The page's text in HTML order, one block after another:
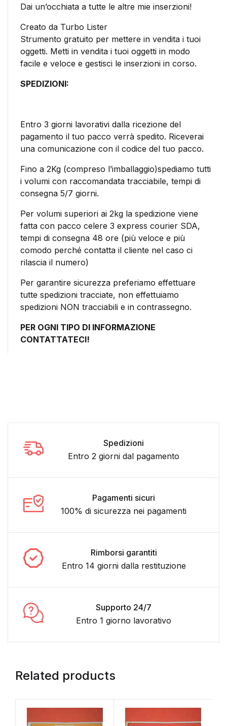
Dai un’occhiata a tutte le altre mie inserzioni!
Creato da Turbo Lister
Strumento gratuito per mettere in vendita i tuoi
oggetti. Metti in vendita i tuoi oggetti in modo
facile e veloce e gestisci le inserzioni in corso.
SPEDIZIONI:
Entro 3 giorni lavorativi dalla ricezione del
pagamento il tuo pacco verrà spedito. Riceverai
una comunicazione con il codice del tuo pacco.
Fino a 2Kg (compreso l’imballaggio)spediamo tutti
i volumi con raccomandata tracciabile, tempi di
consegna 5/7 giorni.
Per volumi superiori ai 2kg la spedizione viene
fatta con pacco celere 3 express courier SDA,
tempi di consegna 48 ore (più veloce e più
comodo perché contatta il cliente nel caso ci
rilascia il numero)
Per garantire sicurezza preferiamo effettuare
tutte spedizioni tracciate, non effettuiamo
spedizioni NON tracciabili e in contrassegno.
PER OGNI TIPO DI INFORMAZIONE
CONTATTATECI!
Spedizioni
Entro 2 giorni dal pagamento
Pagamenti sicuri
100% di sicurezza nei pagamenti
Rimborsi garantiti
Entro 14 giorni dalla restituzione
Supporto 24/7
Entro 1 giorno lavorativo
Related products